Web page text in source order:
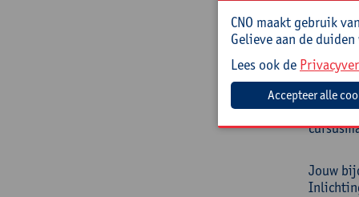
Ze
Jouw
CNO maakt gebruik
Gelieve aan de
Lees ook de